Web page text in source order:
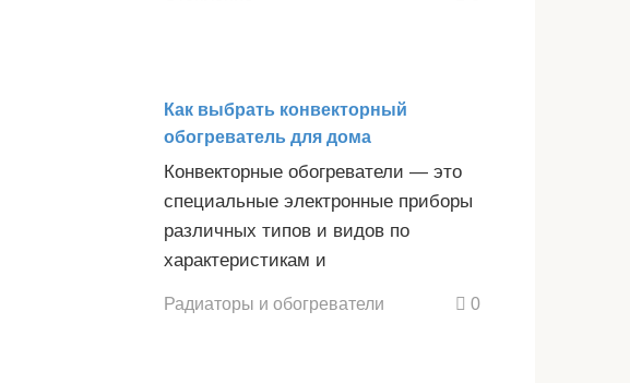
Как выбрать конвекторный
обогреватель для дома
Конвекторные обогреватели — это
специальные электронные приборы
различных типов и видов по
характеристикам и
Радиаторы и обогреватели 0